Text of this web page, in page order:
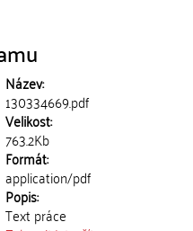
Název:
130334669.pdf
Velikost:
763.2Kb
Formát:
application/pdf
Popis:
Text práce